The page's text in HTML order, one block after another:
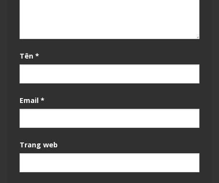
Tên *
Email *
Trang web